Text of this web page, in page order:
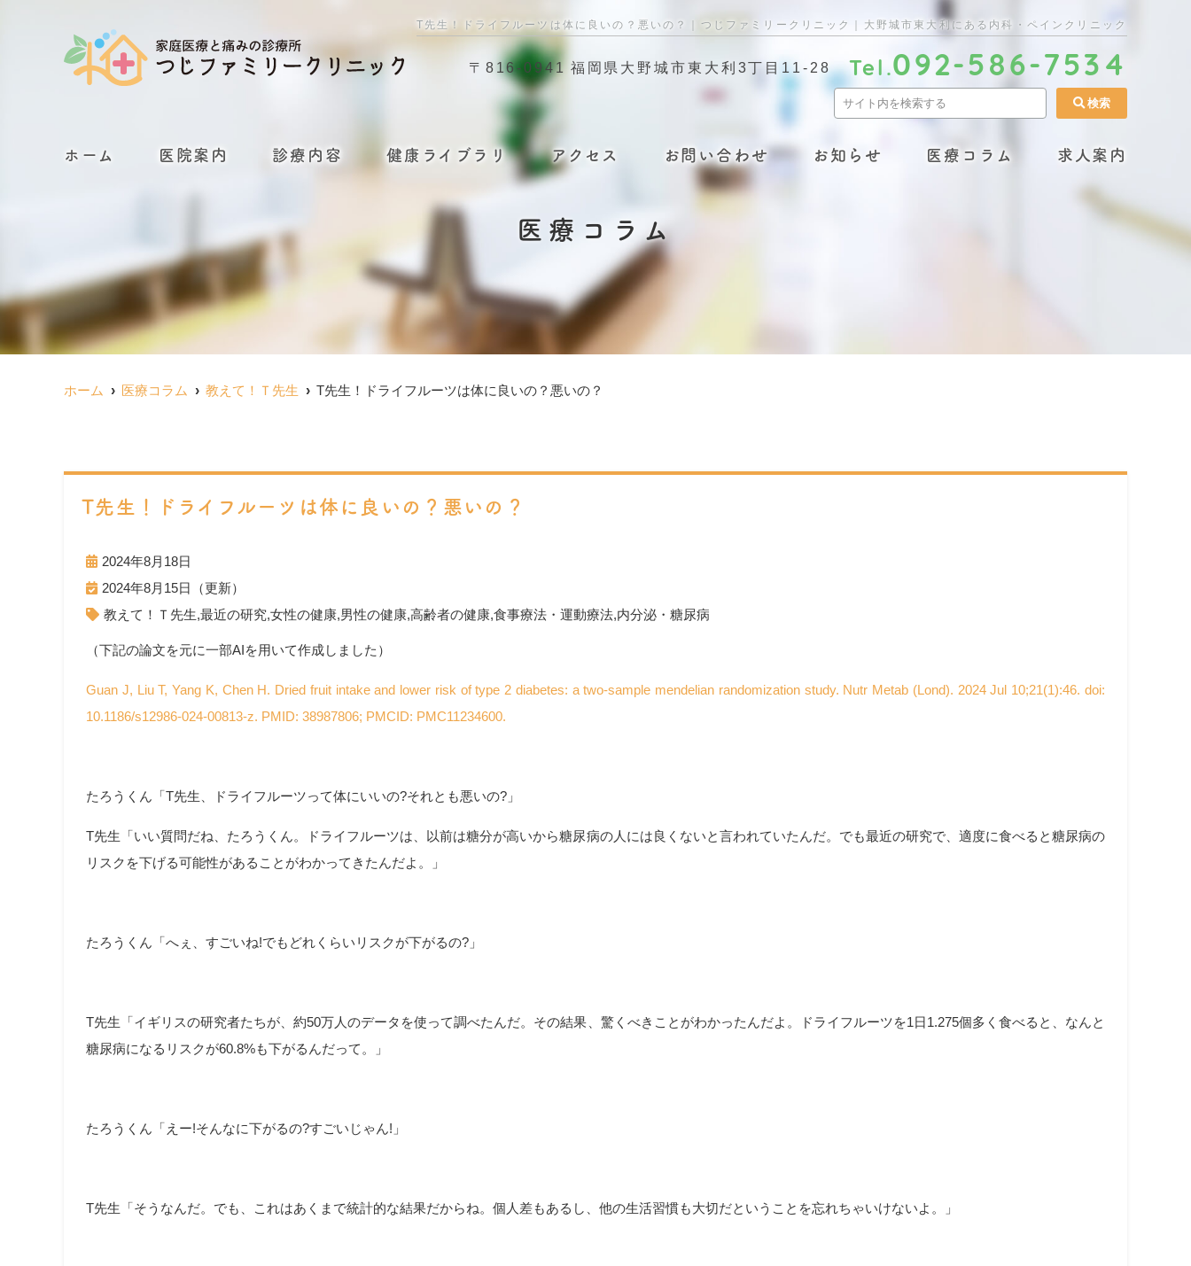
T先生！ドライフルーツは体に良いの？悪いの？｜つじファミリークリニック｜大野城市東大利にある内科・ペインクリニック
〒816-0941 福岡県大野城市東大利3丁目11-28 Tel.092-586-7534
ホーム 医院案内 診療内容 健康ライブラリ アクセス お問い合わせ お知らせ 医療コラム 求人案内
医療コラム
ホーム 医療コラム 教えて！Ｔ先生 T先生！ドライフルーツは体に良いの？悪いの？
T先生！ドライフルーツは体に良いの？悪いの？
2024年8月18日
2024年8月15日（更新）
教えて！Ｔ先生,最近の研究,女性の健康,男性の健康,高齢者の健康,食事療法・運動療法,内分泌・糖尿病
（下記の論文を元に一部AIを用いて作成しました）
Guan J, Liu T, Yang K, Chen H. Dried fruit intake and lower risk of type 2 diabetes: a two-sample mendelian randomization study. Nutr Metab (Lond). 2024 Jul 10;21(1):46. doi:
10.1186/s12986-024-00813-z. PMID: 38987806; PMCID: PMC11234600.
たろうくん「T先生、ドライフルーツって体にいいの?それとも悪いの?」
T先生「いい質問だね、たろうくん。ドライフルーツは、以前は糖分が高いから糖尿病の人には良くないと言われていたんだ。でも最近の研究で、適度に食べると糖尿病の
リスクを下げる可能性があることがわかってきたんだよ。」
たろうくん「へぇ、すごいね!でもどれくらいリスクが下がるの?」
T先生「イギリスの研究者たちが、約50万人のデータを使って調べたんだ。その結果、驚くべきことがわかったんだよ。ドライフルーツを1日1.275個多く食べると、なんと
糖尿病になるリスクが60.8%も下がるんだって。」
たろうくん「えー!そんなに下がるの?すごいじゃん!」
T先生「そうなんだ。でも、これはあくまで統計的な結果だからね。個人差もあるし、他の生活習慣も大切だということを忘れちゃいけないよ。」